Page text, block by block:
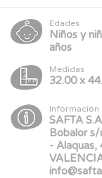
Edades
Niños y
años
Medidas
32.00 x
Información
SAFTA
Bobalor
- Alaquas,